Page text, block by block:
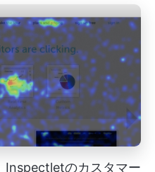
Inspectletのカスタマー